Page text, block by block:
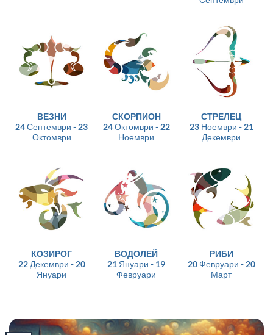
ВЕЗНИ
24 Септември - 23
Октомври
СКОРПИОН
24 Октомври - 22
Ноември
СТРЕЛЕЦ
23 Ноември - 21
Декември
КОЗИРОГ
22 Декември - 20
Януари
ВОДОЛЕЙ
21 Януари - 19
Февруари
РИБИ
20 Февруари - 20
Март